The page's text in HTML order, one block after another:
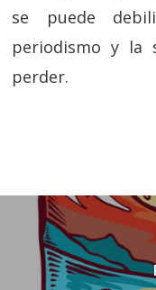
se puede
periodismo y la
perder.